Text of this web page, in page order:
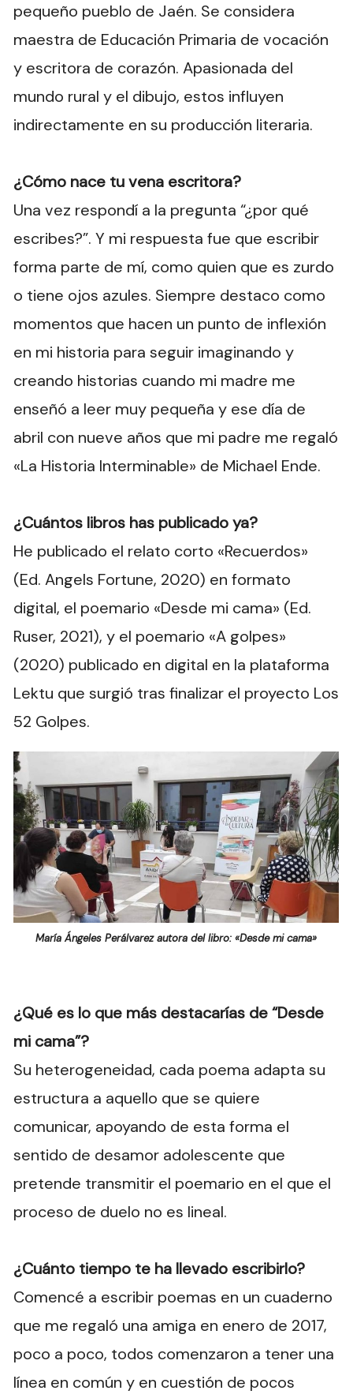
pequeño pueblo de Jaén. Se considera
maestra de Educación Primaria de vocación
y escritora de corazón. Apasionada del
mundo rural y el dibujo, estos influyen
indirectamente en su producción literaria.
¿Cómo nace tu vena escritora?
Una vez respondí a la pregunta “¿por qué
escribes?”. Y mi respuesta fue que escribir
forma parte de mí, como quien que es zurdo
o tiene ojos azules. Siempre destaco como
momentos que hacen un punto de inflexión
en mi historia para seguir imaginando y
creando historias cuando mi madre me
enseñó a leer muy pequeña y ese día de
abril con nueve años que mi padre me regaló
«La Historia Interminable» de Michael Ende.
¿Cuántos libros has publicado ya?
He publicado el relato corto «Recuerdos»
(Ed. Angels Fortune, 2020) en formato
digital, el poemario «Desde mi cama» (Ed.
Ruser, 2021), y el poemario «A golpes»
(2020) publicado en digital en la plataforma
Lektu que surgió tras finalizar el proyecto Los
52 Golpes.
María Ángeles Perálvarez autora del libro: «Desde mi cama»
¿Qué es lo que más destacarías de “Desde
mi cama”?
Su heterogeneidad, cada poema adapta su
estructura a aquello que se quiere
comunicar, apoyando de esta forma el
sentido de desamor adolescente que
pretende transmitir el poemario en el que el
proceso de duelo no es lineal.
¿Cuánto tiempo te ha llevado escribirlo?
Comencé a escribir poemas en un cuaderno
que me regaló una amiga en enero de 2017,
poco a poco, todos comenzaron a tener una
línea en común y en cuestión de pocos